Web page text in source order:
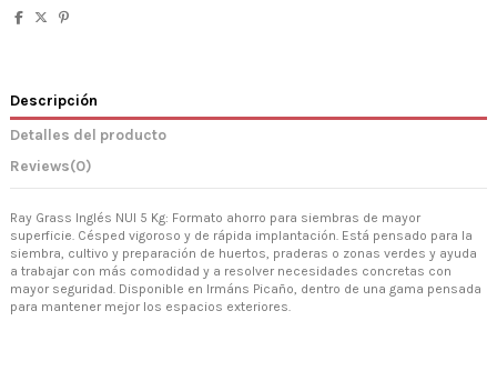
Descripción
Detalles del producto
Reviews(0)
Ray Grass Inglés NUI 5 Kg: Formato ahorro para siembras de mayor
superficie. Césped vigoroso y de rápida implantación. Está pensado para la
siembra, cultivo y preparación de huertos, praderas o zonas verdes y ayuda
a trabajar con más comodidad y a resolver necesidades concretas con
mayor seguridad. Disponible en Irmáns Picaño, dentro de una gama pensada
para mantener mejor los espacios exteriores.